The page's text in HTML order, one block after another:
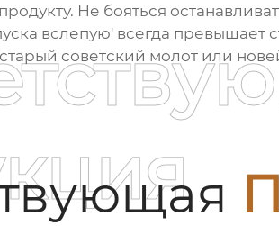
Не бояться
вслепую' всегда превышает
советский молот или